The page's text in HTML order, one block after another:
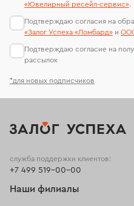
*для новых подписчиков
«Ювелирный ресейл-сервиc».
Подтверждаю согласия на
«Залог Успеха «Ломбард» и
Подтверждаю согласие на
рассылок
служба поддержки клиентов:
+7 499 519-00-00
Наши филиалы